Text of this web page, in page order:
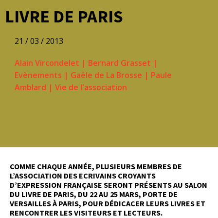
LIVRE DE PARIS
21 / 03 / 2013
Alain Vircondelet | Bernard Grasset |
Evènements | Gaële de La Brosse | Paule
Amblard | Vie de l'association
COMME CHAQUE ANNÉE, PLUSIEURS MEMBRES DE
L’ASSOCIATION DES ECRIVAINS CROYANTS
D’EXPRESSION FRANÇAISE SERONT PRÉSENTS AU SALON
DU LIVRE DE PARIS, DU 22 AU 25 MARS, PORTE DE
VERSAILLES À PARIS, POUR DÉDICACER LEURS LIVRES ET
RENCONTRER LES VISITEURS ET LECTEURS.